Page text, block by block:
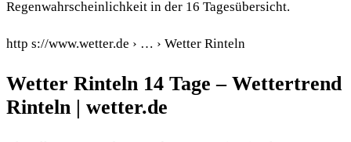
Regenwahrscheinlichkeit in der 16 Tagesübersicht.
http s://www.wetter.de › … › Wetter Rinteln
Wetter Rinteln 14 Tage – Wettertrend
Rinteln | wetter.de